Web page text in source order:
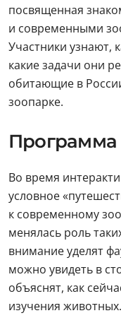
посвященная
и современными
Участники узнают,
какие задачи они
обитающие в
зоопарке.
Программа
Во время
условное
к современному
менялась роль
внимание уделят
можно увидеть в
объяснят, как
изучения животных.